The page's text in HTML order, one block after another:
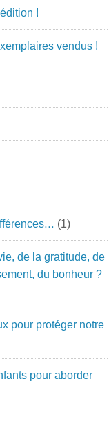
!
vendus !
(1)
de la gratitude, de
du bonheur ?
pour protéger notre
pour aborder